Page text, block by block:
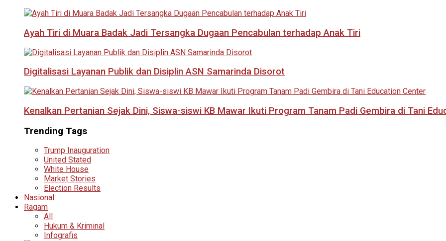
Ayah Tiri di Muara Badak Jadi Tersangka Dugaan Pencabulan terhadap Anak Tiri
Digitalisasi Layanan Publik dan Disiplin ASN Samarinda Disorot
Kenalkan Pertanian Sejak Dini, Siswa-siswi KB Mawar Ikuti Program Tanam Padi Gembira di Tani
Trending Tags
Trump Inauguration
United Stated
White House
Market Stories
Election Results
Nasional
Ragam
All
Hukum & Kriminal
Infografis